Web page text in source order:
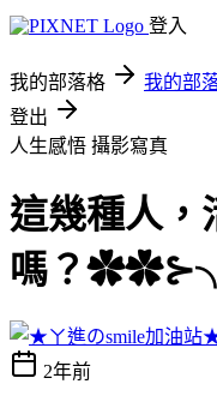
登入
我的部落格 我的部
登出
人生感悟 攝影寫真
這幾種人，
嗎？✿✿⊱╮
2年前